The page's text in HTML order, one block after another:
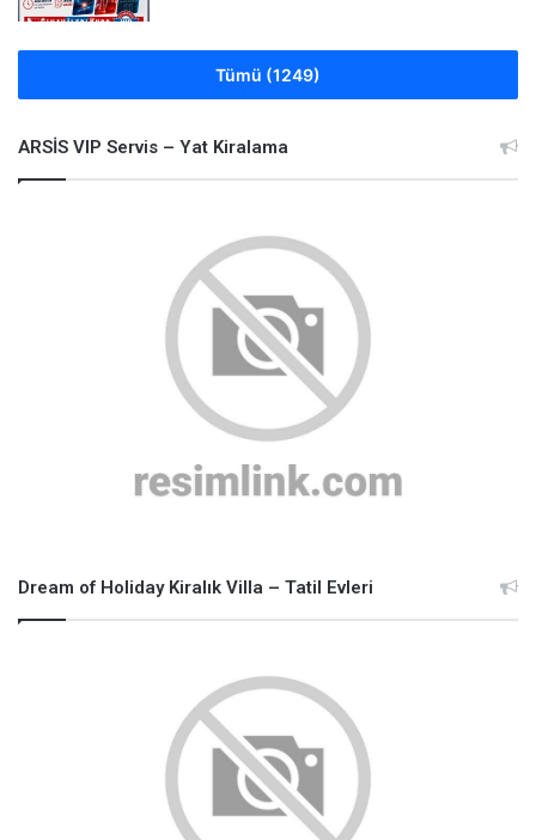
Tümü (1249)
ARSİS VIP Servis – Yat Kiralama
Dream of Holiday Kiralık Villa – Tatil Evleri